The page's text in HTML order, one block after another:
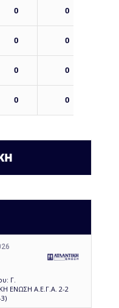
0 0
0 0
0 0
0 0
Γ.
ΕΝΩΣΗ Α.Ε.Γ.Α. 2-2